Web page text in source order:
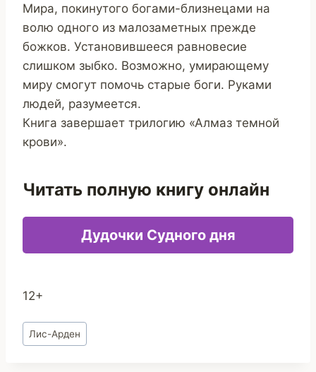
Мира, покинутого богами-близнецами на
волю одного из малозаметных прежде
божков. Установившееся равновесие
слишком зыбко. Возможно, умирающему
миру смогут помочь старые боги. Руками
людей, разумеется.
Книга завершает трилогию «Алмаз темной
крови».
Читать полную книгу онлайн
Дудочки Судного дня
12+
Метки
записи:
Лис-Арден